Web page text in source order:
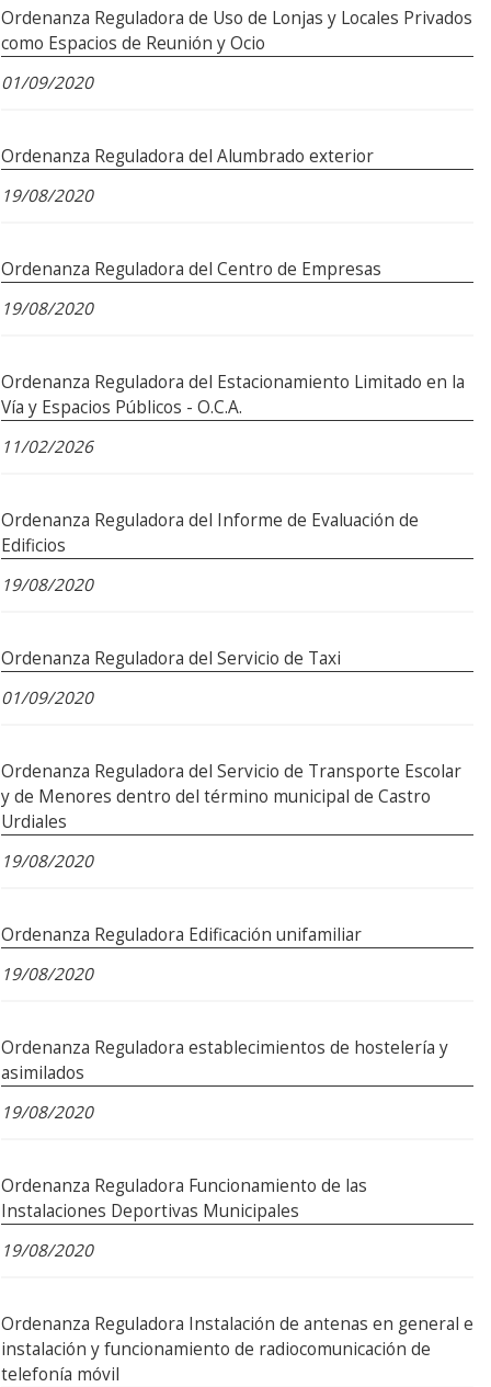
Ordenanza Reguladora de Uso de Lonjas y Locales Privados
como Espacios de Reunión y Ocio
01/09/2020
Ordenanza Reguladora del Alumbrado exterior
19/08/2020
Ordenanza Reguladora del Centro de Empresas
19/08/2020
Ordenanza Reguladora del Estacionamiento Limitado en la
Vía y Espacios Públicos - O.C.A.
11/02/2026
Ordenanza Reguladora del Informe de Evaluación de
Edificios
19/08/2020
Ordenanza Reguladora del Servicio de Taxi
01/09/2020
Ordenanza Reguladora del Servicio de Transporte Escolar
y de Menores dentro del término municipal de Castro
Urdiales
19/08/2020
Ordenanza Reguladora Edificación unifamiliar
19/08/2020
Ordenanza Reguladora establecimientos de hostelería y
asimilados
19/08/2020
Ordenanza Reguladora Funcionamiento de las
Instalaciones Deportivas Municipales
19/08/2020
Ordenanza Reguladora Instalación de antenas en general e
instalación y funcionamiento de radiocomunicación de
telefonía móvil